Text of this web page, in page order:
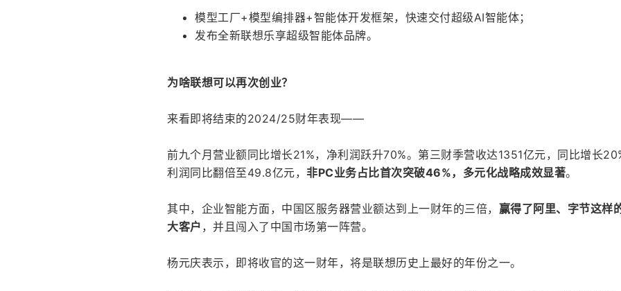
模型工厂+模型编排器+智能体开发框架，快速交付超级AI智能体；
发布全新联想乐享超级智能体品牌。
为啥联想可以再次创业？
来看即将结束的2024/25财年表现——
前九个月营业额同比增长21%，净利润跃升70%。第三财季营收达1351亿元，同比增长
利润同比翻倍至49.8亿元， 非PC业务占比首次突破46%，多元化战略成效显著。
其中，企业智能方面，中国区服务器营业额达到上一财年的三倍， 赢得了阿里、字节这样
大客户 ，并且闯入了中国市场第一阵营。
杨元庆表示，即将收官的这一财年，将是联想历史上最好的年份之一。